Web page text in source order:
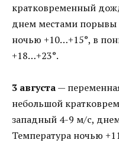
кратковременный
днем местами порывы
ночью +10…+15°, в
+18…+23°.
3 августа—
небольшой
западный 4-9 м/с,
Температура ночью